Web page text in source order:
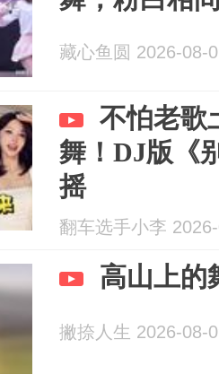
藏心鱼圆 2026-08-
不怕老歌
舞！DJ版《
摇
翻车选手小李
高山上的
撇捺人生 2026-08-